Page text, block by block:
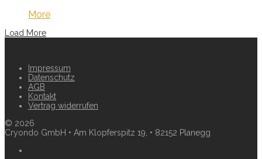
More
Load More
Impressum
Datenschutz
AGB
Kontakt
Vertrag widerrufen
© 2026
Cryondo GmbH • Am Klopferspitz 19, • 82152 Planegg